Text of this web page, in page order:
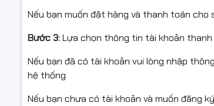
Nếu bạn muốn đặt hàng và thanh toán
Bước 3:Lựa chọn thông tin tài khoản
Nếu bạn đã có tài khoản vui lòng nhập
hệ thống
Nếu bạn chưa có tài khoản và muốn đăng